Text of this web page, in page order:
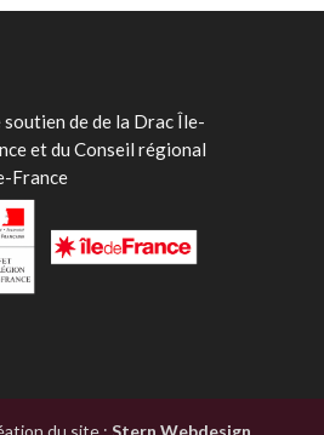
soutien dede la Drac Île-
et du Conseil régional
France